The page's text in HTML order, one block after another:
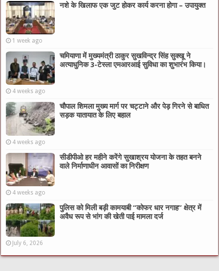
नशे के खिलाफ एक जुट होकर कार्य करना होगा – उपायुक्त
1 week ago
चमियाणा में मुख्यमंत्री ठाकुर सुखविन्द्र सिंह सुक्खू ने
अत्याधुनिक 3-टेस्ला एमआरआई सुविधा का शुभारंभ किया।
4 weeks ago
चौपाल शिमला मुख्य मार्ग पर चट्टाने और पेड़ गिरने से बाधित
सड़क यातायात के लिए बहाल
4 weeks ago
सीडीपीओ हर महीने करेंगे सुखाश्रय योजना के तहत बनने
वाले निर्माणाधीन आवासों का निरीक्षण
4 weeks ago
पुलिस को मिली बड़ी कामयाबी “कोफर धार नगाह” क्षेत्र में
अवैध रूप से भांग की खेती पाई मामला दर्ज
July 6, 2026